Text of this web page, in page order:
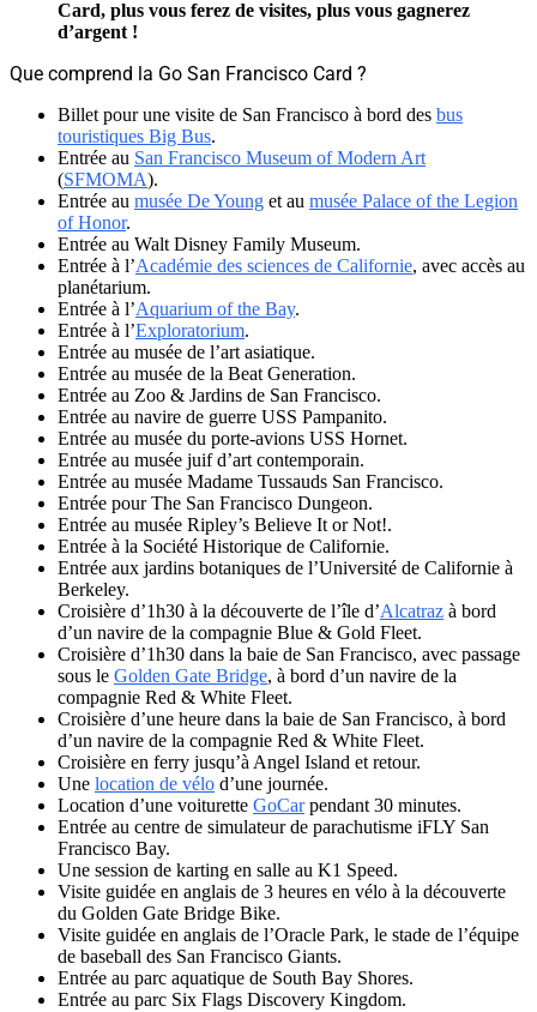
Card, plus vous ferez de visites, plus vous gagnerez
d’argent !
Que comprend la Go San Francisco Card ?
Billet pour une visite de San Francisco à bord des bus
touristiques Big Bus.
Entrée au San Francisco Museum of Modern Art
(SFMOMA).
Entrée au musée De Young et au musée Palace of the Legion
of Honor.
Entrée au Walt Disney Family Museum.
Entrée à l’Académie des sciences de Californie, avec accès au
planétarium.
Entrée à l’Aquarium of the Bay.
Entrée à l’Exploratorium.
Entrée au musée de l’art asiatique.
Entrée au musée de la Beat Generation.
Entrée au Zoo & Jardins de San Francisco.
Entrée au navire de guerre USS Pampanito.
Entrée au musée du porte-avions USS Hornet.
Entrée au musée juif d’art contemporain.
Entrée au musée Madame Tussauds San Francisco.
Entrée pour The San Francisco Dungeon.
Entrée au musée Ripley’s Believe It or Not!.
Entrée à la Société Historique de Californie.
Entrée aux jardins botaniques de l’Université de Californie à
Berkeley.
Croisière d’1h30 à la découverte de l’île d’Alcatraz à bord
d’un navire de la compagnie Blue & Gold Fleet.
Croisière d’1h30 dans la baie de San Francisco, avec passage
sous le Golden Gate Bridge, à bord d’un navire de la
compagnie Red & White Fleet.
Croisière d’une heure dans la baie de San Francisco, à bord
d’un navire de la compagnie Red & White Fleet.
Croisière en ferry jusqu’à Angel Island et retour.
Une location de vélo d’une journée.
Location d’une voiturette GoCarpendant 30 minutes.
Entrée au centre de simulateur de parachutisme iFLY San
Francisco Bay.
Une session de karting en salle au K1 Speed.
Visite guidée en anglais de 3 heures en vélo à la découverte
du Golden Gate Bridge Bike.
Visite guidée en anglais de l’Oracle Park, le stade de l’équipe
de baseball des San Francisco Giants.
Entrée au parc aquatique de South Bay Shores.
Entrée au parc Six Flags Discovery Kingdom.